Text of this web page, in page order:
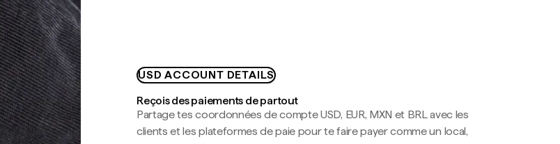
USD ACCOUNT DETAILS
Reçois des paiements de partout
Partage tes coordonnées de compte USD, EUR, MXN et BRL avec les
clients et les plateformes de paie pour te faire payer comme un local,